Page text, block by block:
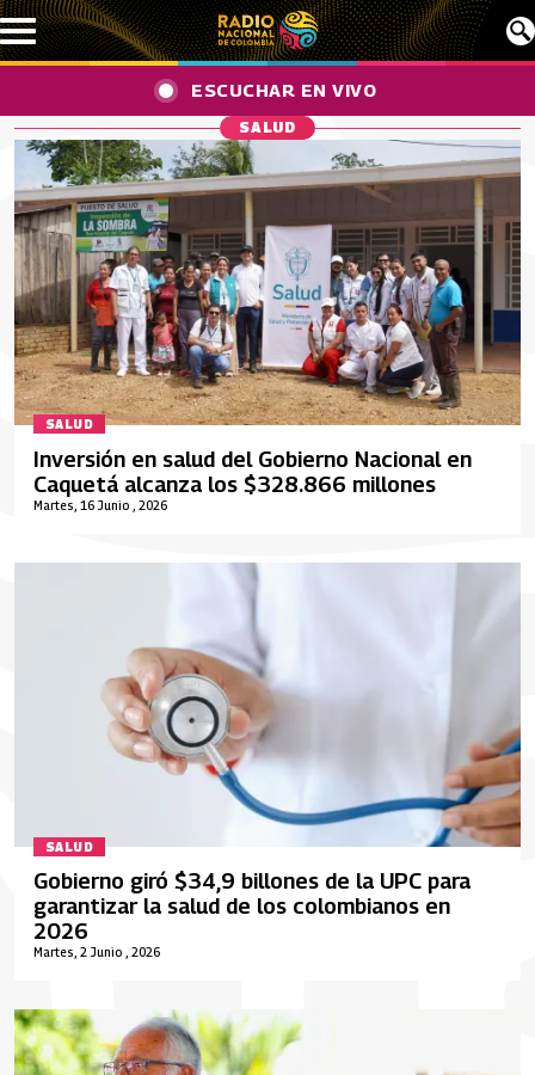
Pasar al contenido principal
ESCUCHAR EN VIVO
SALUD
SALUD
Martes, 16 Junio , 2026
Inversión en salud del Gobierno Nacional en
Caquetá alcanza los $328.866 millones
SALUD
Martes, 2 Junio , 2026
Gobierno giró $34,9 billones de la UPC para
garantizar la salud de los colombianos en
2026